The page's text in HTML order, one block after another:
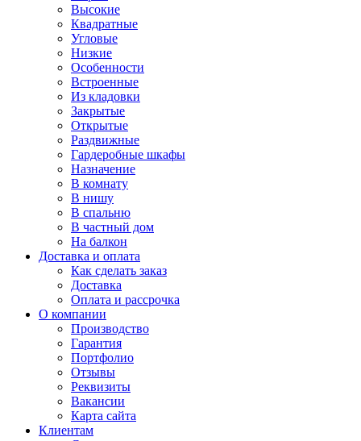
Высокие
Квадратные
Угловые
Низкие
Особенности
Встроенные
Из кладовки
Закрытые
Открытые
Раздвижные
Гардеробные шкафы
Назначение
В комнату
В нишу
В спальню
В частный дом
На балкон
Доставка и оплата
Как сделать заказ
Доставка
Оплата и рассрочка
О компании
Производство
Гарантия
Портфолио
Отзывы
Реквизиты
Вакансии
Карта сайта
Клиентам